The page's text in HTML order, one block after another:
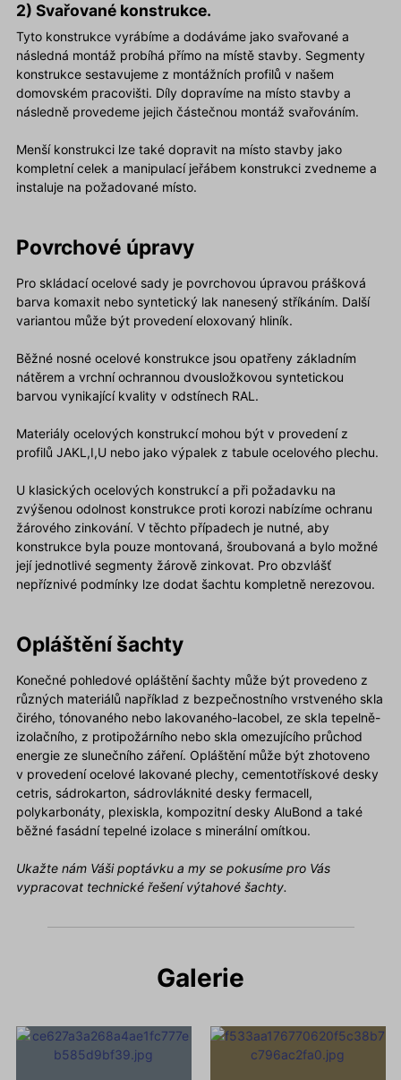
2) Svařované konstrukce.
Tyto konstrukce vyrábíme a dodáváme jako svařované a
následná montáž probíhá přímo na místě stavby. Segmenty
konstrukce sestavujeme z montážních profilů v našem
domovském pracovišti. Díly dopravíme na místo stavby a
následně provedeme jejich částečnou montáž svařováním.
Menší konstrukci lze také dopravit na místo stavby jako
kompletní celek a manipulací jeřábem konstrukci zvedneme a
instaluje na požadované místo.
Povrchové úpravy
Pro skládací ocelové sady je povrchovou úpravou prášková
barva komaxit nebo syntetický lak nanesený stříkáním. Další
variantou může být provedení eloxovaný hliník.
Běžné nosné ocelové konstrukce jsou opatřeny základním
nátěrem a vrchní ochrannou dvousložkovou syntetickou
barvou vynikající kvality v odstínech RAL.
Materiály ocelových konstrukcí mohou být v provedení z
profilů JAKL,I,U nebo jako výpalek z tabule ocelového plechu.
U klasických ocelových konstrukcí a při požadavku na
zvýšenou odolnost konstrukce proti korozi nabízíme ochranu
žárového zinkování. V těchto případech je nutné, aby
konstrukce byla pouze montovaná, šroubovaná a bylo možné
její jednotlivé segmenty žárově zinkovat. Pro obzvlášť
nepříznivé podmínky lze dodat šachtu kompletně nerezovou.
Opláštění šachty
Konečné pohledové opláštění šachty může být provedeno z
různých materiálů například z bezpečnostního vrstveného skla
čirého, tónovaného nebo lakovaného-lacobel, ze skla tepelně-
izolačního, z protipožárního nebo skla omezujícího průchod
energie ze slunečního záření. Opláštění může být zhotoveno
v provedení ocelové lakované plechy, cementotřískové desky
cetris, sádrokarton, sádrovláknité desky fermacell,
polykarbonáty, plexiskla, kompozitní desky AluBond a také
běžné fasádní tepelné izolace s minerální omítkou.
Ukažte nám Váši poptávku a my se pokusíme pro Vás
vypracovat technické řešení výtahové šachty.
Galerie